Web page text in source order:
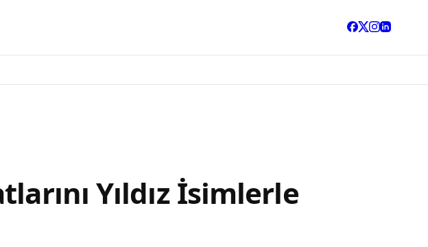
Yıldız İsimlerle